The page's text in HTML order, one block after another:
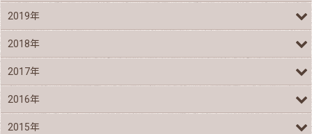
2019年
2018年
2017年
2016年
2015年